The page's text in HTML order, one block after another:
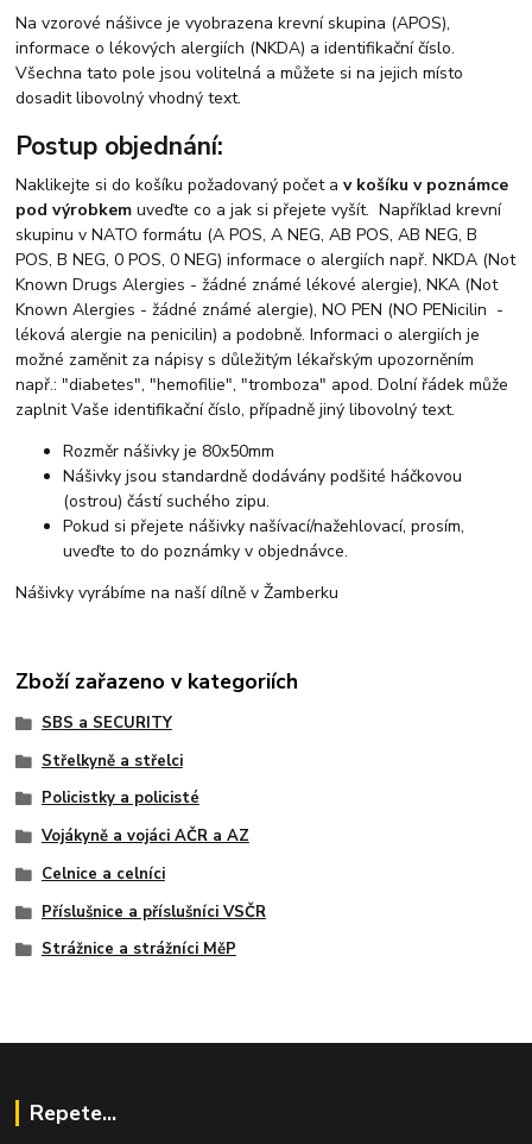
Na vzorové nášivce je vyobrazena krevní skupina (APOS),
informace o lékových alergiích (NKDA) a identifikační číslo.
Všechna tato pole jsou volitelná a můžete si na jejich místo
dosadit libovolný vhodný text.
Postup objednání:
Naklikejte si do košíku požadovaný počet av košíku v poznámce
pod výrobkemuveďte co a jak si přejete vyšít. Například krevní
skupinu v NATO formátu (A POS, A NEG, AB POS, AB NEG, B
POS, B NEG, 0 POS, 0 NEG) informace o alergiích např. NKDA (Not
Known Drugs Alergies - žádné známé lékové alergie), NKA (Not
Known Alergies - žádné známé alergie), NO PEN (NO PENicilin -
léková alergie na penicilin) a podobně. Informaci o alergiích je
možné zaměnit za nápisy s důležitým lékařským upozorněním
např.: "diabetes", "hemofilie", "tromboza" apod. Dolní řádek může
zaplnit Vaše identifikační číslo, případně jiný libovolný text.
Rozměr nášivky je 80x50mm
Nášivky jsou standardně dodávány podšité háčkovou
(ostrou) částí suchého zipu.
Pokud si přejete nášivky našívací/nažehlovací, prosím,
uveďte to do poznámky v objednávce.
Nášivky vyrábíme na naší dílně v Žamberku
Zboží zařazeno v kategoriích
SBS a SECURITY
Střelkyně a střelci
Policistky a policisté
Vojákyně a vojáci AČR a AZ
Celnice a celníci
Příslušnice a příslušníci VSČR
Strážnice a strážníci MěP
Repete...